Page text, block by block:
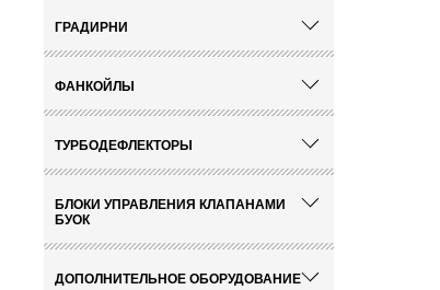
ГРАДИРНИ
ФАНКОЙЛЫ
ТУРБОДЕФЛЕКТОРЫ
БЛОКИ УПРАВЛЕНИЯ КЛАПАНАМИ
БУОК
ДОПОЛНИТЕЛЬНОЕ ОБОРУДОВАНИЕ